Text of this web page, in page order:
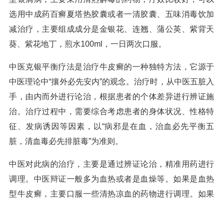
选用中成药百癣夏塔热胶囊或者一清胶囊、五味消毒饮加
减治疗，主要组成成分是金银花、连翘、蒲公英、紫背天
葵、紫花地丁，煎水100ml，一日两次口服。
中医克银平衡疗法是治疗牛皮癣的一种独特方法，它源于
中医理论中“攘外必先安内”的观念。治疗时，从中医五脏入
手，由内而外进行论治，根据患者的个体差异进行辨证施
治。治疗过程中，需要综合考虑患者的身体状况、性格特
征、发病诱因等因素，以“病邪是在血，治血必先平衡五
脏，清血毒必先排脏毒”为准则。
中医对此病的治疗，主要是通过辨证论治，精准用药进行
调理。中医辩证一般多为血热或者是血燥等。如果是血热
型牛皮癣，主要口服一些清热凉血的药物进行调理。如果